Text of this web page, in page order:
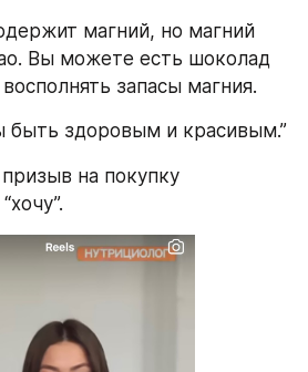
магний, но магний
Вы можете есть шоколад
запасы магния.
быть здоровым и красивым.”
на покупку